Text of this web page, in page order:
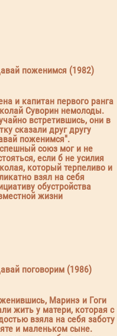
поженимся (1982)
и капитан первого ранга
Суворин немолоды.
встретившись, они в
сказали друг другу
поженимся".
союз мог и не
если б не усилия
который терпеливо и
взял на себя
обустройства
жизни
поговорим (1986)
Маринэ и Гоги
жить у матери, которая с
взяла на себя заботу
и маленьком сыне.